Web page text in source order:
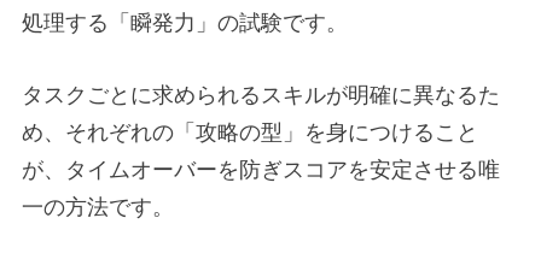
処理する「瞬発力」の試験です。
タスクごとに求められるスキルが明確に異なるた
め、それぞれの「攻略の型」を身につけること
が、タイムオーバーを防ぎスコアを安定させる唯
一の方法です。